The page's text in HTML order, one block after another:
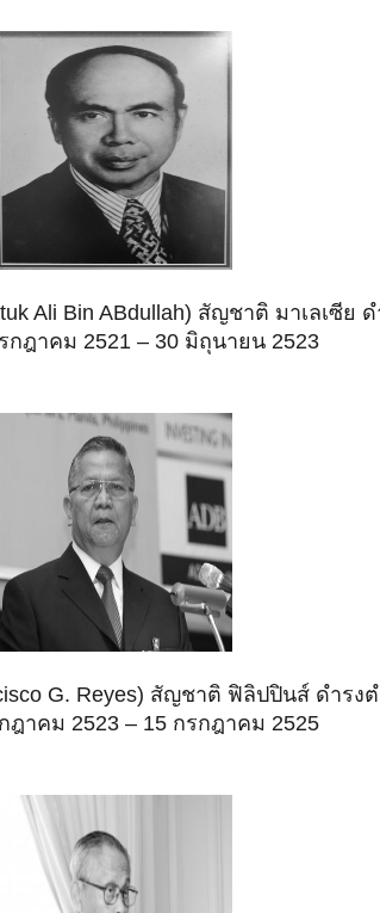
Ali Bin ABdullah) สัญชาติ มาเลเซีย
กฎาคม 2521 – 30 มิถุนายน 2523
G. Reyes) สัญชาติ ฟิลิปปินส์ ดำรง
าคม 2523 – 15 กรกฎาคม 2525